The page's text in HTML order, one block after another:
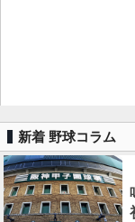
新着 野球コラム